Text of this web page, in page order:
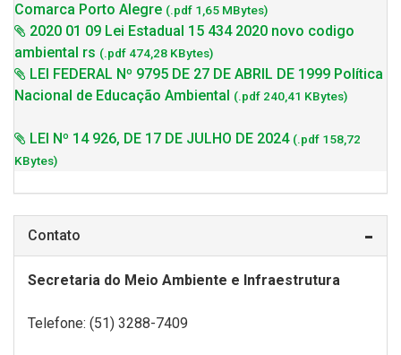
Comarca Porto Alegre (.pdf 1,65 MBytes)
2020 01 09 Lei Estadual 15 434 2020 novo codigo
ambiental rs (.pdf 474,28 KBytes)
LEI FEDERAL Nº 9795 DE 27 DE ABRIL DE 1999 Política
Nacional de Educação Ambiental (.pdf 240,41 KBytes)
LEI Nº 14 926, DE 17 DE JULHO DE 2024 (.pdf 158,72
KBytes)
Contato
Secretaria do Meio Ambiente e Infraestrutura
Telefone: (51) 3288-7409